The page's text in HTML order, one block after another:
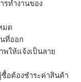
รทำงานของ
มด
ที่ออก
ให้แจ้งเป็นลาย
อต้องชำระค่าสินค้า